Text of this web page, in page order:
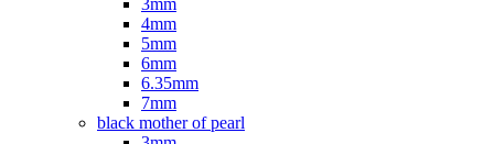
3mm
4mm
5mm
6mm
6.35mm
7mm
black mother of pearl